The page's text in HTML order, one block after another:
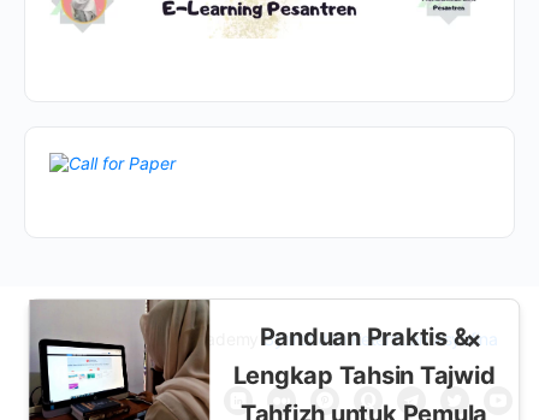
×
Panduan Praktis &
Lengkap Tahsin Tajwid
Tahfizh untuk Pemula
© 2026 - Asyafina Academy Syarat dan Ketentuan Asyafina